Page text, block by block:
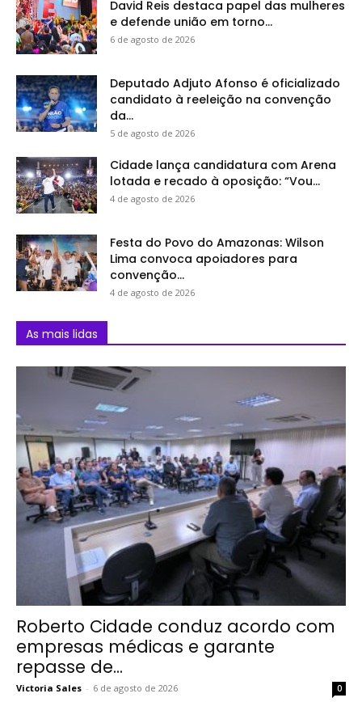
David Reis destaca papel das mulheres
e defende união em torno...
6 de agosto de 2026
Deputado Adjuto Afonso é oficializado
candidato à reeleição na convenção
da...
5 de agosto de 2026
Cidade lança candidatura com Arena
lotada e recado à oposição: “Vou...
4 de agosto de 2026
Festa do Povo do Amazonas: Wilson
Lima convoca apoiadores para
convenção...
4 de agosto de 2026
As mais lidas
Roberto Cidade conduz acordo com
empresas médicas e garante
repasse de...
Victoria Sales - 6 de agosto de 2026 0